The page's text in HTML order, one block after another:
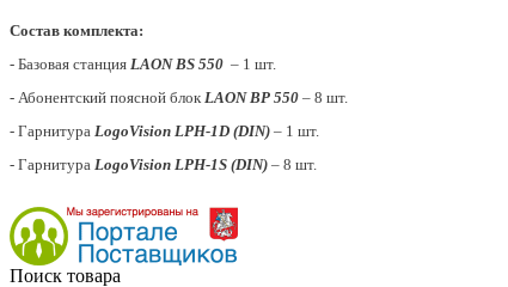
Состав комплекта:
- Базовая станция LAON BS 550 – 1 шт.
- Абонентский поясной блок LAON BP 550 – 8 шт.
- Гарнитура LogoVision LPH-1D (DIN) – 1 шт.
- Гарнитура LogoVision LPH-1S (DIN) – 8 шт.
Поиск товара